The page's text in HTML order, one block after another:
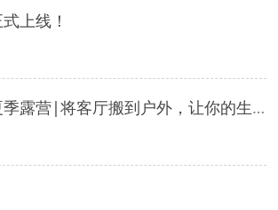
上线！
联系我们进行夏季露营|将客厅搬到户外，让你的生活变慢！